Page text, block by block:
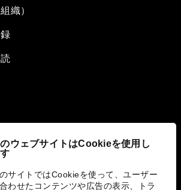
ウェブサイトはCookieを使用し
サイトではCookieを使って、ユーザー
わせたコンテンツや広告の表示、トラ
織）
の取り組み
)